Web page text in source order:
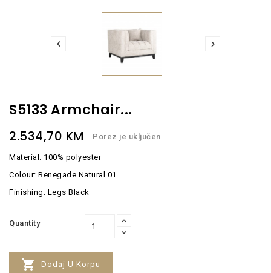
 
S5133 Armchair...
2.534,70 KM Porez je uključen
Material: 100% polyester
Colour: Renegade Natural 01
Finishing: Legs Black
Quantity
 Dodaj U Korpu